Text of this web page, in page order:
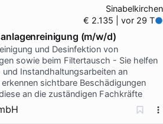
Sinabelkirchen
€ 2.135 | vor 29 T
(m/w/d)
und Desinfektion von
sowie beim Filtertausch - Sie helfen
Instandhaltungsarbeiten an
sichtbare Beschädigungen
an die zuständigen Fachkräfte